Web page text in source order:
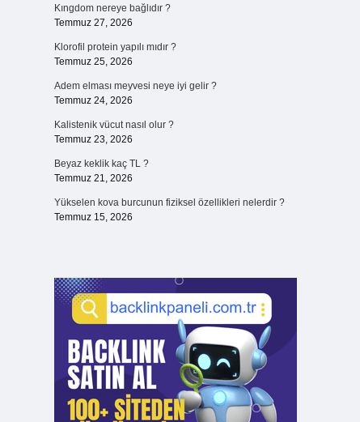
Kıngdom nereye bağlıdır ?
Temmuz 27, 2026
Klorofil protein yapılı mıdır ?
Temmuz 25, 2026
Adem elması meyvesi neye iyi gelir ?
Temmuz 24, 2026
Kalistenik vücut nasıl olur ?
Temmuz 23, 2026
Beyaz keklik kaç TL ?
Temmuz 21, 2026
Yükselen kova burcunun fiziksel özellikleri nelerdir ?
Temmuz 15, 2026